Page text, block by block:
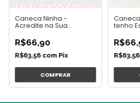
Caneca Ninha -
Acredite na Sua
R$66,90
R$63,56 com Pix
tenho
R$63,56